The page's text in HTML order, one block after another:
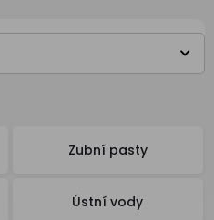
Zubní pasty
Ústní vody